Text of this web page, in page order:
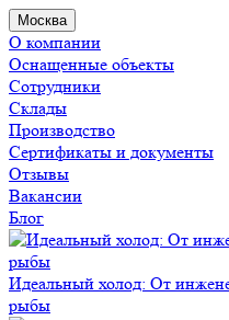
Москва
О компании
Оснащенные объекты
Сотрудники
Склады
Производство
Сертификаты и документы
Отзывы
Вакансии
Блог
Идеальный холод: От
рыбы